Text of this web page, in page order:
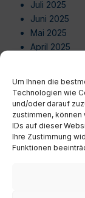
Um Ihnen die
Technologien wie
und/oder darauf
zustimmen, können
IDs auf dieser
Ihre Zustimmung
Funktionen
Juli 2025
Juni 2025
Mai 2025
April 2025
Januar 2025
Dezember
November
Oktober 2024
September